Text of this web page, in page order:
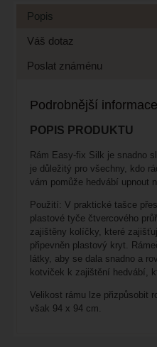
Popis
Váš dotaz
Poslat známénu
Podrobnější
POPIS PRODUKTU
Rám Easy-fix Silk je snadno
je důležitý pro všechny, kdo
vám pomůže hedvábí upnout
Použití: V praktické tašce
plastové tyče čtvercového
zajištěny kolíčky, které
připevněn plastový kryt.
látky, aby se dala snadno a
kotviček k zajištění hedvábí,
Velikost rámu lze přizpůsobit
však 94 x 94 cm.